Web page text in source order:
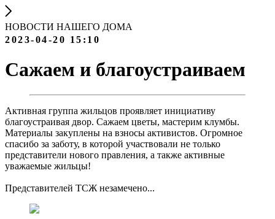
НОВОСТИ НАШЕГО ДОМА
2023-04-20 15:10
Сажаем и благоустраиваем
Активная группа жильцов проявляет инициативу
благоустраивая двор. Сажаем цветы, мастерим клумбы.
Материалы закуплены на взносы активистов. Огромное
спасибо за заботу, в которой участвовали не только
представители нового правления, а также активные
уважаемые жильцы!
Представителей ТСЖ незамечено...